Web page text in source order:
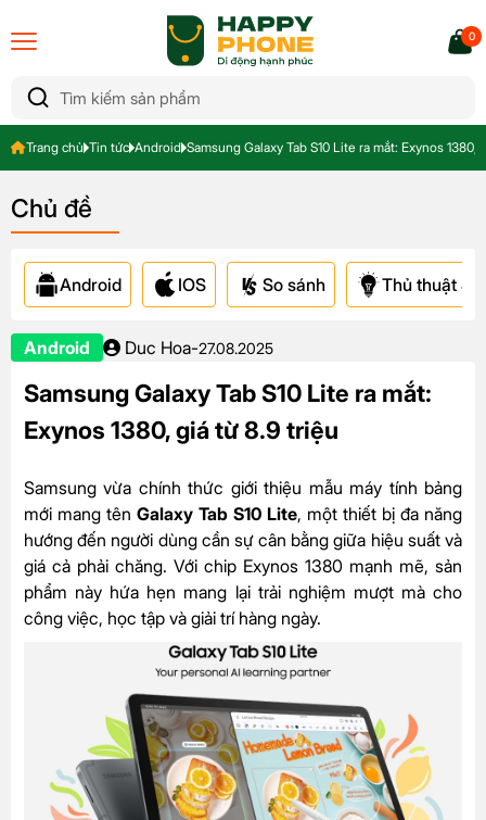
0
Trang chủ Tin tức Android Samsung Galaxy Tab S10 Lite ra mắt: Exynos 1380,
Chủ đề
Android IOS So sánh Thủ thuật &
Android Duc Hoa-27.08.2025
Samsung Galaxy Tab S10 Lite ra mắt:
Exynos 1380, giá từ 8.9 triệu
Samsung vừa chính thức giới thiệu mẫu máy tính bảng
mới mang tên Galaxy Tab S10 Lite, một thiết bị đa năng
hướng đến người dùng cần sự cân bằng giữa hiệu suất và
giá cả phải chăng. Với chip Exynos 1380 mạnh mẽ, sản
phẩm này hứa hẹn mang lại trải nghiệm mượt mà cho
công việc, học tập và giải trí hàng ngày.